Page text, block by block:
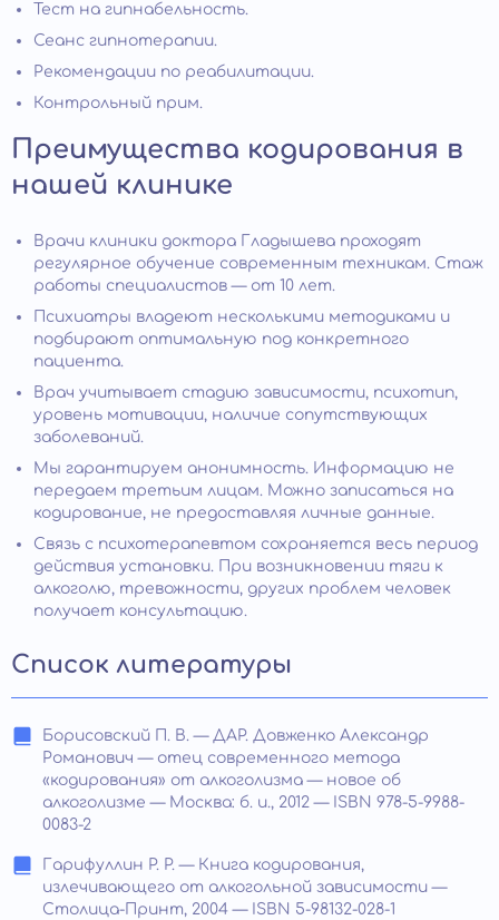
Тест на гипнабельность.
Сеанс гипнотерапии.
Рекомендации по реабилитации.
Контрольный прим.
Преимущества кодирования в
нашей клинике
Врачи клиники доктора Гладышева проходят
регулярное обучение современным техникам. Стаж
работы специалистов — от 10 лет.
Психиатры владеют несколькими методиками и
подбирают оптимальную под конкретного
пациента.
Врач учитывает стадию зависимости, психотип,
уровень мотивации, наличие сопутствующих
заболеваний.
Мы гарантируем анонимность. Информацию не
передаем третьим лицам. Можно записаться на
кодирование, не предоставляя личные данные.
Связь с психотерапевтом сохраняется весь период
действия установки. При возникновении тяги к
алкоголю, тревожности, других проблем человек
получает консультацию.
Список литературы
Борисовский П. В. — ДАР. Довженко Александр
Романович — отец современного метода
«кодирования» от алкоголизма — новое об
алкоголизме — Москва: б. и., 2012 — ISBN 978-5-9988-
0083-2
Гарифуллин Р. Р. — Книга кодирования,
излечивающего от алкогольной зависимости —
Столица-Принт, 2004 — ISBN 5-98132-028-1